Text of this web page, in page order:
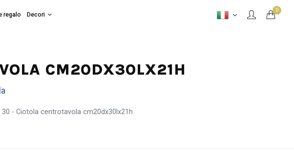
0
regalo Decori
CM20DX30LX21H
30 - Ciotola centrotavola cm20dx30lx21h